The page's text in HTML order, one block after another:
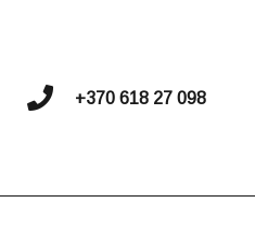
+370 618 27 098